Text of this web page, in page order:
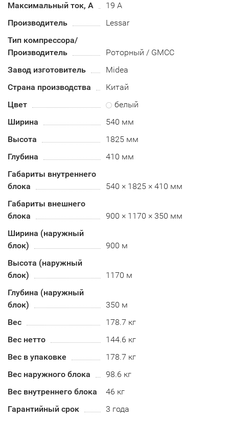
Максимальный ток, А
19 А
Производитель
Lessar
Тип компрессора/
Производитель
Роторный / GMCC
Завод изготовитель
Midea
Страна производства
Китай
Цвет
белый
Ширина
540 мм
Высота
1825 мм
Глубина
410 мм
Габариты внутреннего
блока
540 × 1825 × 410 мм
Габариты внешнего
блока
900 × 1170 × 350 мм
Ширина (наружный
блок)
900 м
Высота (наружный
блок)
1170 м
Глубина (наружный
блок)
350 м
Вес
178.7 кг
Вес нетто
144.6 кг
Вес в упаковке
178.7 кг
Вес наружного блока
98.6 кг
Вес внутреннего блока
46 кг
Гарантийный срок
3 года